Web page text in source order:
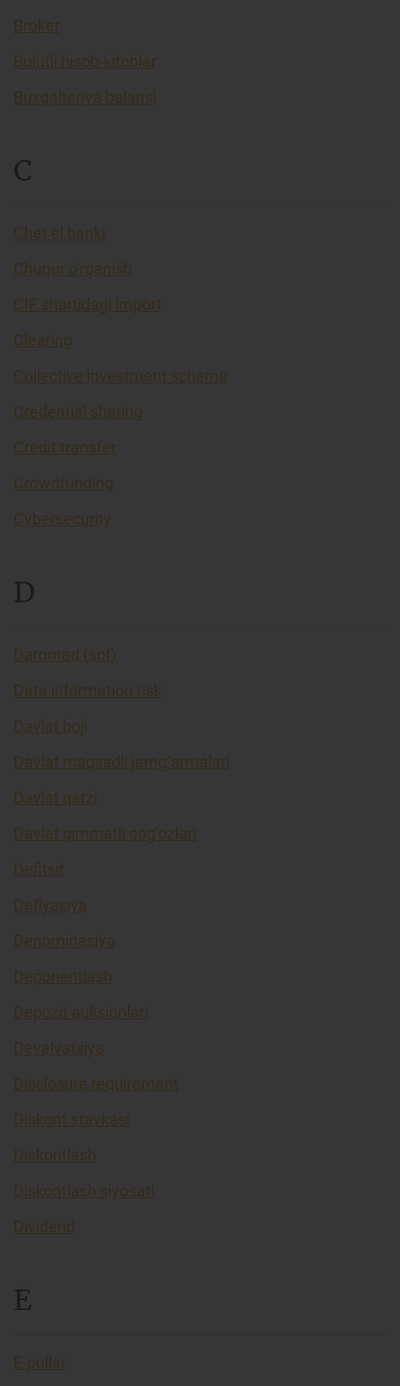
Broker
Bulutli hisob-kitoblar
Buxgalteriya balansi
C
Chet el banki
Chuqur o'rganish
CIF shartidagi import
Clearing
Collective investment scheme
Credential sharing
Credit transfer
Crowdfunding
Cybersecurity
D
Daromad (sof)
Data information risk
Davlat boji
Davlat maqsadli jamg’armalari
Davlat qarzi
Davlat qimmatli qog’ozlari
Defitsit
Deflyasiya
Denominasiya
Deponentlash
Depozit auksionlari
Devalvatsiya
Disclosure requirement
Diskont stavkasi
Diskontlash
Diskontlash siyosati
Dividend
E
E-pullar